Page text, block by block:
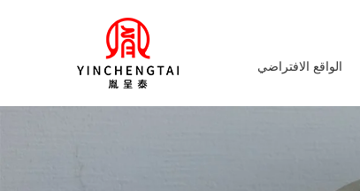
الواقع الافتراضي